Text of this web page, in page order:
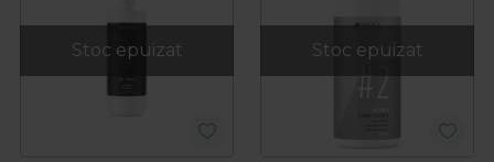
Stoc epuizat Stoc epuizat